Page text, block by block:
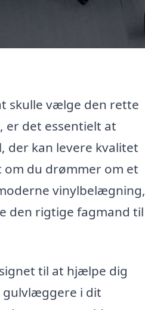
skulle vælge den rette
er det essentielt at
der kan levere kvalitet
du drømmer om et
vinylbelægning,
den rigtige fagmand til
til at hjælpe dig
i dit